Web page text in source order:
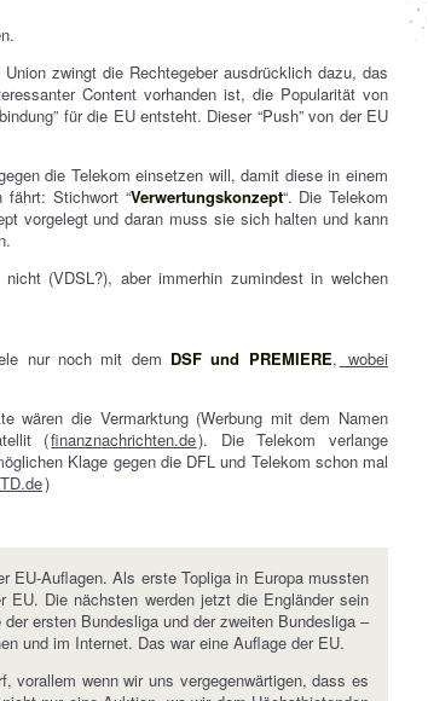
Union zwingt die Rechtegeber ausdrücklich dazu, das
Content vorhanden ist, die Popularität von
für die EU entsteht. Dieser “Push” von der EU
die Telekom einsetzen will, damit diese in einem
fährt: Stichwort “Verwertungskonzept“. Die Telekom
vorgelegt und daran muss sie sich halten und kann
(VDSL?), aber immerhin zumindest in welchen
nur noch mit dem DSF und PREMIERE, wobei
wären die Vermarktung (Werbung mit dem Namen
(finanznachrichten.de). Die Telekom verlange
Klage gegen die DFL und Telekom schon mal
)
EU-Auflagen. Als erste Topliga in Europa mussten
Die nächsten werden jetzt die Engländer sein
ersten Bundesliga und der zweiten Bundesliga –
und im Internet. Das war eine Auflage der EU.
vorallem wenn wir uns vergegenwärtigen, dass es